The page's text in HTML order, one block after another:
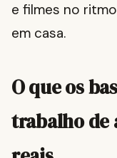
e filmes no
em casa.
O que os
trabalho de